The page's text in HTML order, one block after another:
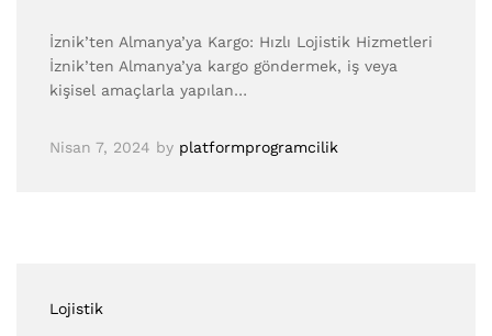
İznik’ten Almanya’ya Kargo: Hızlı Lojistik Hizmetleri
İznik’ten Almanya’ya kargo göndermek, iş veya
kişisel amaçlarla yapılan…
Nisan 7, 2024 by platformprogramcilik
Lojistik